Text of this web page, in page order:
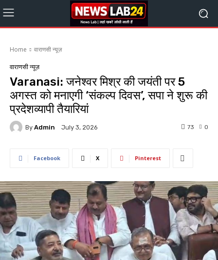
Home वाराणसी न्यूज़
वाराणसी न्यूज़
Varanasi: जनेश्वर मिश्र की जयंती पर 5
अगस्त को मनाएगी ‘संकल्प दिवस’, सपा ने शुरू की
प्रदेशव्यापी तैयारियां
By Admin July 3, 2026 0
73
Facebook X Pinterest